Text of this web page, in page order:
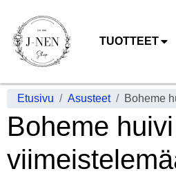
TUOTTEET
Etusivu Asusteet
Boheme